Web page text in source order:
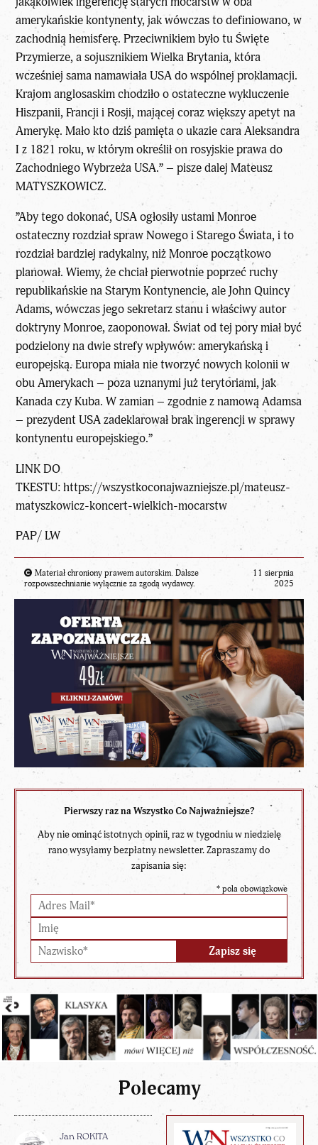
amerykańskie kontynenty, jak wówczas to definiowano, w
zachodnią hemisferę. Przeciwnikiem było tu Święte
Przymierze, a sojusznikiem Wielka Brytania, która
wcześniej sama namawiała USA do wspólnej proklamacji.
Krajom anglosaskim chodziło o ostateczne wykluczenie
Hiszpanii, Francji i Rosji, mającej coraz większy apetyt na
Amerykę. Mało kto dziś pamięta o ukazie cara Aleksandra
I z 1821 roku, w którym określił on rosyjskie prawa do
Zachodniego Wybrzeża USA.” – pisze dalej Mateusz
MATYSZKOWICZ.
”Aby tego dokonać, USA ogłosiły ustami Monroe
ostateczny rozdział spraw Nowego i Starego Świata, i to
rozdział bardziej radykalny, niż Monroe początkowo
planował. Wiemy, że chciał pierwotnie poprzeć ruchy
republikańskie na Starym Kontynencie, ale John Quincy
Adams, wówczas jego sekretarz stanu i właściwy autor
doktryny Monroe, zaoponował. Świat od tej pory miał być
podzielony na dwie strefy wpływów: amerykańską i
europejską. Europa miała nie tworzyć nowych kolonii w
obu Amerykach – poza uznanymi już terytoriami, jak
Kanada czy Kuba. W zamian – zgodnie z namową Adamsa
– prezydent USA zadeklarował brak ingerencji w sprawy
kontynentu europejskiego.”
LINK DO
TKESTU:https://wszystkoconajwazniejsze.pl/mateusz-
matyszkowicz-koncert-wielkich-mocarstw
PAP/ LW
Materiał chroniony prawem autorskim. Dalsze
rozpowszechnianie wyłącznie za zgodą wydawcy.
11 sierpnia
2025
Pierwszy raz na Wszystko Co Najważniejsze?
Aby nie ominąć istotnych opinii, raz w tygodniu w niedzielę
rano wysyłamy bezpłatny newsletter. Zapraszamy do
zapisania się:
* pola obowiązkowe
Polecamy
Jan ROKITA